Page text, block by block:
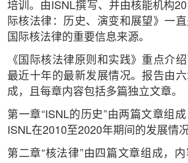
培训。由ISNL撰写、并由核能机构
际核法律：历史、演变和展望》一
国际核法律的重要信息来源。
《国际核法律原则和实践》重点介
最近十年的最新发展情况。报告由
成，且每章内容包括多篇独立文章。
第一章“ISNL的历史”由两篇文章组
ISNL在2010至2020年期间的发展情况
第二章“核法律”由四篇文章组成，